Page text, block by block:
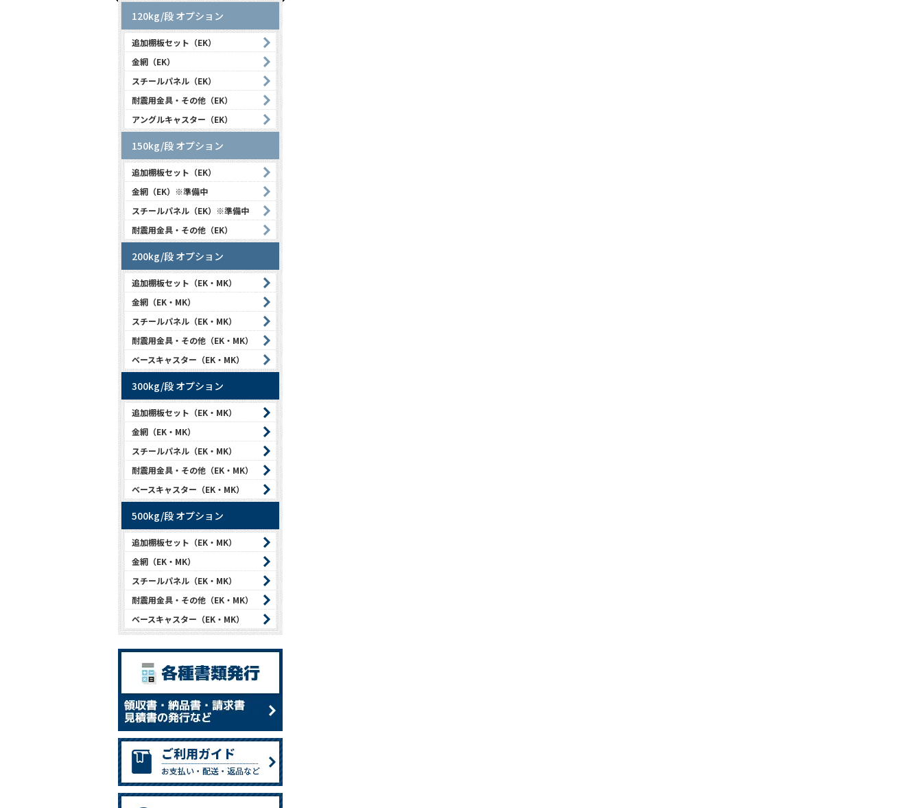
120kg/段 オプション
追加棚板セット（EK）
金網（EK）
スチールパネル（EK）
耐震用金具・その他（EK）
アングルキャスター（EK）
150kg/段 オプション
追加棚板セット（EK）
金網（EK）※準備中
スチールパネル（EK）※準備中
耐震用金具・その他（EK）
200kg/段 オプション
追加棚板セット（EK・MK）
金網（EK・MK）
スチールパネル（EK・MK）
耐震用金具・その他（EK・MK）
ベースキャスター（EK・MK）
300kg/段 オプション
追加棚板セット（EK・MK）
金網（EK・MK）
スチールパネル（EK・MK）
耐震用金具・その他（EK・MK）
ベースキャスター（EK・MK）
500kg/段 オプション
追加棚板セット（EK・MK）
金網（EK・MK）
スチールパネル（EK・MK）
耐震用金具・その他（EK・MK）
ベースキャスター（EK・MK）